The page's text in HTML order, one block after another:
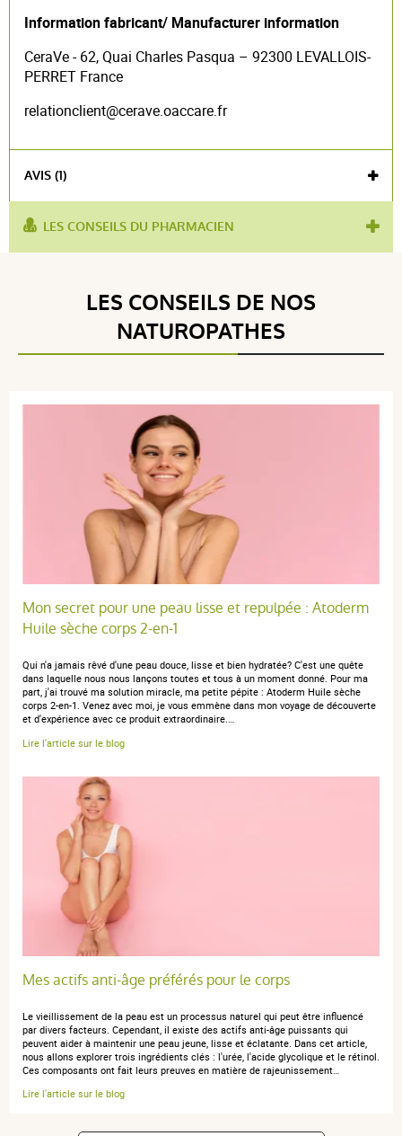
Information fabricant/ Manufacturer information
CeraVe - 62, Quai Charles Pasqua – 92300 LEVALLOIS-
PERRET France
relationclient@cerave.oaccare.fr
AVIS (1)
Avis soumis à un contrôle
5 / 5
5 étoiles
4 étoiles
3 étoiles
2 étoiles
1 étoile
Trier l'affichage des avis
anonymous a.publié le 17 février 2020 suite à une commande du
07 février 2020
5 / 5
sans sensation de gras. Parfait
LES CONSEILS DU PHARMACIEN
produit contient : céramides
LES CONSEILS DE NOS
NATUROPATHES
Mon secret pour une peau lisse et repulpée : Atoderm
Huile sèche corps 2-en-1
Qui n'a jamais rêvé d'une peau douce, lisse et bien hydratée? C'est une quête
dans laquelle nous nous lançons toutes et tous à un moment donné. Pour ma
part, j'ai trouvé ma solution miracle, ma petite pépite : Atoderm Huile sèche
corps 2-en-1. Venez avec moi, je vous emmène dans mon voyage de découverte
et d'expérience avec ce produit extraordinaire.…
Lire l'article sur le blog
Mes actifs anti-âge préférés pour le corps
Le vieillissement de la peau est un processus naturel qui peut être influencé
par divers facteurs. Cependant, il existe des actifs anti-âge puissants qui
peuvent aider à maintenir une peau jeune, lisse et éclatante. Dans cet article,
nous allons explorer trois ingrédients clés : l'urée, l'acide glycolique et le rétinol.
Ces composants ont fait leurs preuves en matière de rajeunissement…
Lire l'article sur le blog